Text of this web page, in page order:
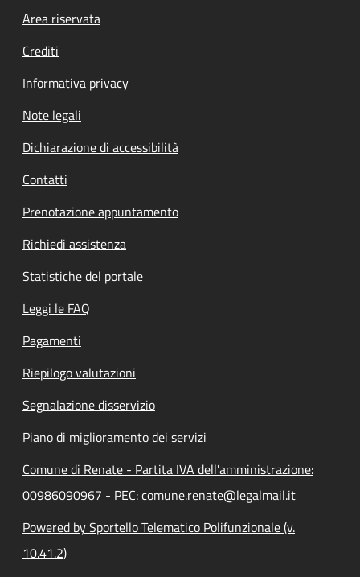
Footer menu
Area riservata
Crediti
Informativa privacy
Note legali
Dichiarazione di accessibilità
Contatti
Prenotazione appuntamento
Richiedi assistenza
Statistiche del portale
Leggi le FAQ
Pagamenti
Riepilogo valutazioni
Segnalazione disservizio
Piano di miglioramento dei servizi
Comune di Renate - Partita IVA dell'amministrazione:
00986090967 - PEC: comune.renate@legalmail.it
Powered by Sportello Telematico Polifunzionale (v.
10.41.2)